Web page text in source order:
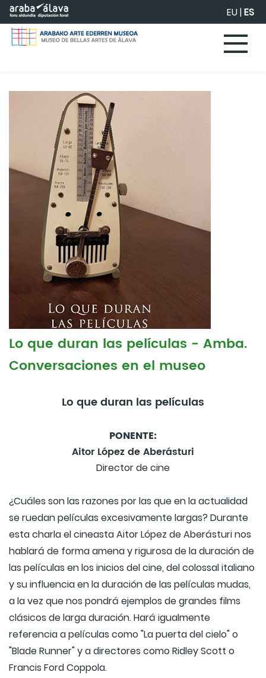
Saltar al contenido principal EU|ES
Lo que duran las películas - Amba.
Conversaciones en el museo
Lo que duran las películas
PONENTE:
Aitor López de Aberásturi
Director de cine
¿Cuáles son las razones por las que en la actualidad
se ruedan películas excesivamente largas? Durante
esta charla el cineasta Aitor López de Aberásturi nos
hablará de forma amena y rigurosa de la duración de
las películas en los inicios del cine, del colossal italiano
y su influencia en la duración de las películas mudas,
a la vez que nos pondrá ejemplos de grandes films
clásicos de larga duración. Hará igualmente
referencia a películas como "La puerta del cielo" o
"Blade Runner" y a directores como Ridley Scott o
Francis Ford Coppola.